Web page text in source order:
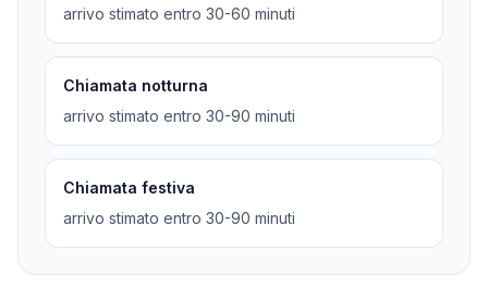
arrivo stimato entro 30-60 minuti
Chiamata notturna
arrivo stimato entro 30-90 minuti
Chiamata festiva
arrivo stimato entro 30-90 minuti